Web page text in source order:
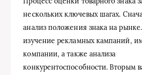
нескольких ключевых шагах.
анализ положения знака на
изучение рекламных кампаний,
компании, а также анализа
конкурентоспособности. Вторым